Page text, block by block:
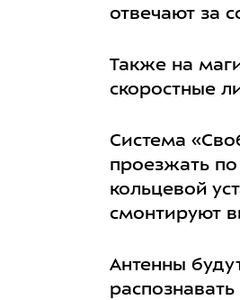
отвечают за
Также на
скоростные
Система
проезжать по
кольцевой
смонтируют
Антенны